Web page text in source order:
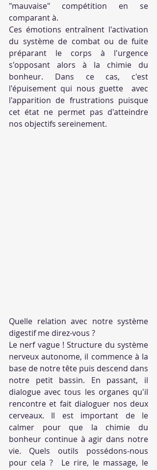
"mauvaise" compétition en se
comparant à.
Ces émotions entraînent l'activation
du système de combat ou de fuite
préparant le corps à l'urgence
s'opposant alors à la chimie du
bonheur. Dans ce cas, c'est
l'épuisement qui nous guette  avec
l'apparition de frustrations puisque
cet état ne permet pas d'atteindre
nos objectifs sereinement.
Quelle relation avec notre système
digestif me direz-vous ?
Le nerf vague ! Structure du système
nerveux autonome, il commence à la
base de notre tête puis descend dans
notre petit bassin. En passant, il
dialogue avec tous les organes qu'il
rencontre et fait dialoguer nos deux
cerveaux. Il est important de le
calmer pour que la chimie du
bonheur continue à agir dans notre
vie. Quels outils possédons-nous
pour cela ?  Le rire, le massage, le